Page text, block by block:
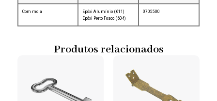
Com mola
Epóxi Alumínio (611)
Epóxi Preto Fosco (604)
0705500
Produtos relacionados